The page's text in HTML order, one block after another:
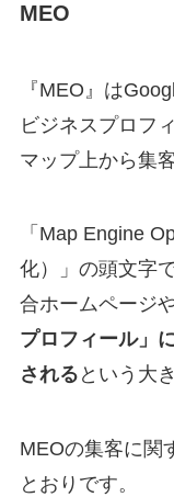
MEO
『MEO』は
ビジネスプロフ
マップ上から集
「Map Engine
化）」の頭文字
合ホームページ
プロフィール」
される という大
MEOの集客に関
とおりです。